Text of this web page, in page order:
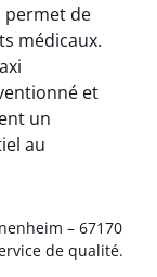
permet de
médicaux.
et
un
au
– 67170
de qualité.